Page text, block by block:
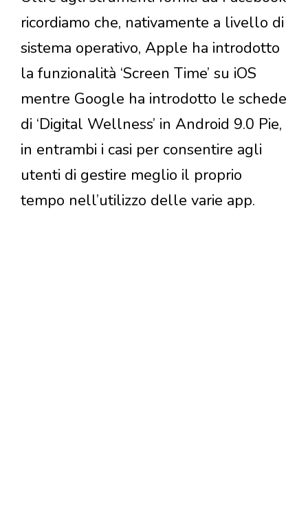
ricordiamo che, nativamente a livello di
sistema operativo, Apple ha introdotto
la funzionalità ‘Screen Time’ su iOS
mentre Google ha introdotto le schede
di ‘Digital Wellness’ in Android 9.0 Pie,
in entrambi i casi per consentire agli
utenti di gestire meglio il proprio
tempo nell’utilizzo delle varie app.